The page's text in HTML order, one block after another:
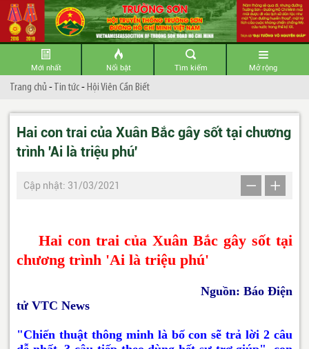
Mới nhất Nổi bật Tìm kiếm Mở rộng
Trang chủ -Tin tức- Hội Viên Cần Biết
Hai con trai của Xuân Bắc gây sốt tại chương
trình 'Ai là triệu phú'
Cập nhật: 31/03/2021
Hai con trai của Xuân Bắc gây sốt tại
chương trình 'Ai là triệu phú'
Nguồn: Báo Điện
tử VTC News
"Chiến thuật thông minh là bố con sẽ trả lời 2 câu